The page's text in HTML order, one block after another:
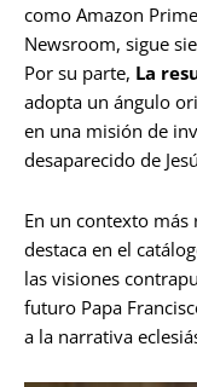
como Amazon
Newsroom, sigue
Por su parte, La
adopta un ángulo
en una misión de
desaparecido de
En un contexto más
destaca en el
las visiones
futuro Papa
a la narrativa